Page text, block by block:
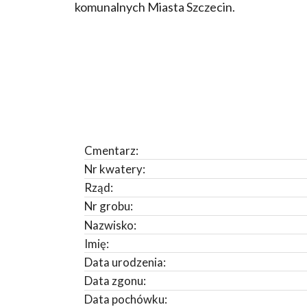
komunalnych Miasta Szczecin.
Cmentarz:
Nr kwatery:
Rząd:
Nr grobu:
Nazwisko:
Imię:
Data urodzenia:
Data zgonu:
Data pochówku: